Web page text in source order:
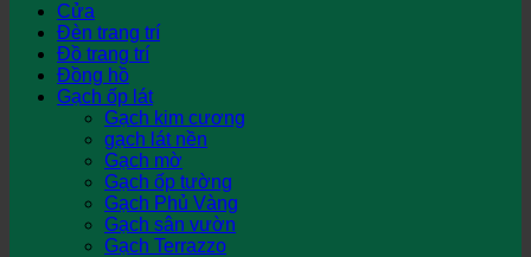
Cửa
Đèn trang trí
Đồ trang trí
Đồng hồ
Gạch ốp lát
Gạch kim cương
gạch lát nền
Gạch mờ
Gạch ốp tường
Gạch Phủ Vàng
Gạch sân vườn
Gạch Terrazzo